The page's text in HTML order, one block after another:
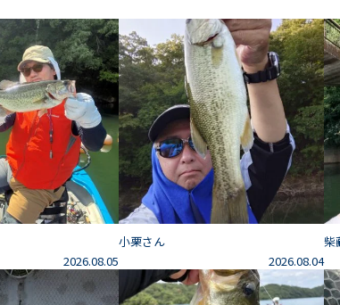
2026.08.05
小栗さん
2026.08.04
柴